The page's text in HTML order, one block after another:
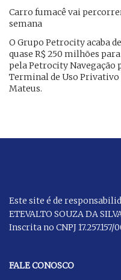
Carro fumacê vai
semana
O Grupo Petrocity acaba
quase R$ 250 milhões
pela Petrocity Navegação
Terminal de Uso Privativo
Mateus.
Este site é de
ETEVALTO SOUZA DA
Inscrita no CNPJ 17.257.157/
FALE CONOSCO